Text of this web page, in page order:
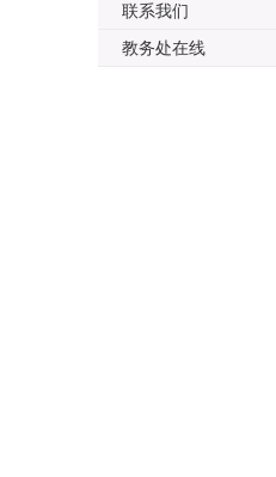
联系我们
教务处在线